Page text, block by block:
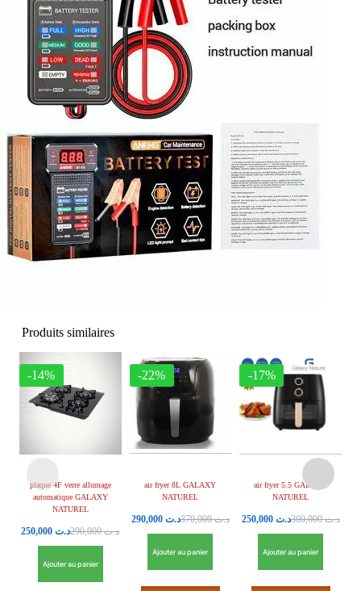
Produits similaires
-14%
plaque 4F verre allumage
automatique GALAXY
NATUREL
د.ت290,000 د.ت250,000
Ajouter au panier
-22%
air fryer 8L GALAXY
NATUREL
د.ت370,000 د.ت 290,000
Ajouter au panier
-17%
air fryer 5.5 GALAXY
NATUREL
د.ت300,000 د.ت 250,000
Ajouter au panier